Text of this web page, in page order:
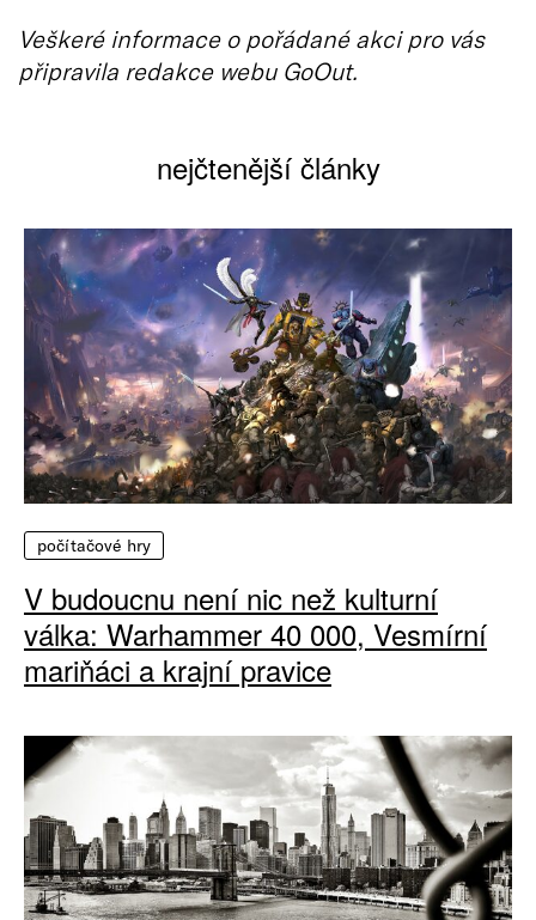
Veškeré informace o pořádané akci pro vás
připravila redakce webu GoOut.
nejčtenější články
počítačové hry
V budoucnu není nic než kulturní
válka: Warhammer 40 000, Vesmírní
mariňáci a krajní pravice